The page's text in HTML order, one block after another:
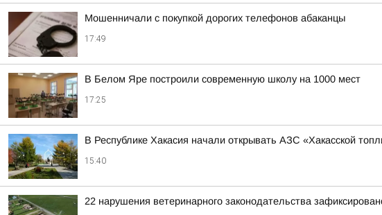
Мошенничали с покупкой дорогих телефонов абаканцы
17:49
В Белом Яре построили современную школу на 1000 мест
17:25
В Республике Хакасия начали открывать АЗС «Хакасской
15:40
22 нарушения ветеринарного законодательства